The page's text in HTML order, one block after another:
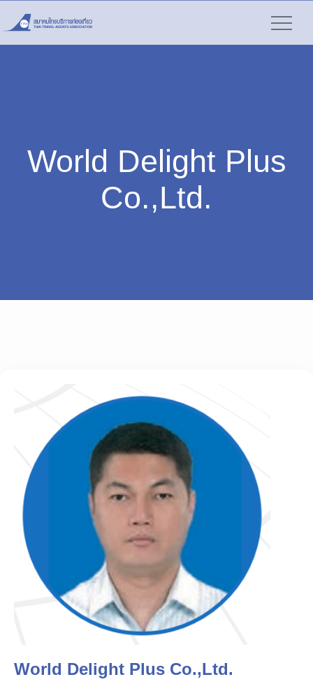
World Delight Plus
Co.,Ltd.
World Delight Plus Co.,Ltd.